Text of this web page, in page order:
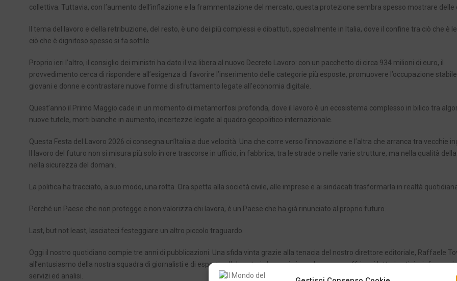
collettiva. Tuttavia, con l’aumento dell’inflazione e la frammentazione del mercato, questa protezione sembra spesso mostrare delle
Il tema del lavoro e della retribuzione, del resto, è uno dei più complessi e dibattuti, specialmente in Italia, dove il confine tra ciò che è
ciò che è dignitoso spesso si fa sottile.
Proprio ieri l’altro, il consiglio dei ministri ha dato il via libera al nuovo Decreto Lavoro: con un pacchetto di circa 934 milioni di euro, il
provvedimento cerca di rispondere all’esigenza di favorire l’inserimento delle categorie più esposte, promuovere l’occupazione
giovani e donne e contrastare nuove forme di sfruttamento legate all’economia digitale.
Quest’anno il Primo Maggio cade in un momento di metamorfosi profonda, dove il lavoro è un ecosistema complesso in bilico tra
nuove tutele, morti bianche in aumento, incertezze legate al quadro geopolitico internazionale.
Questa Festa del Lavoro 2026 ci consegna un’Italia a due velocità. Una che corre verso l’innovazione e l’altra che arranca tra vecchie
Il lavoro del futuro non si misura più solo in ore trascorse in ufficio, in fabbrica, tra le strade o nelle varie strutture, ma nella qualità
nella sicurezza del domani.
La politica ha tracciato, a suo modo, una rotta. Ora spetta alla società civile, alle imprese e ai sindacati trasformarla in realtà
Perché un Paese che non protegge e non valorizza chi lavora, è un Paese che ha già rinunciato al proprio futuro.
Last, but not least, lasciateci festeggiare un altro piccolo traguardo.
Oggi il nostro quotidiano compie tre anni di pubblicazioni. Una sfida vinta grazie alla tenacia del nostro direttore editoriale, Raffaele
all’entusiasmo della nostra squadra di giornalisti e di esperti collaboratori che ogni giorno lavora per offrire ai lettori notizie,
servizi ed analisi.